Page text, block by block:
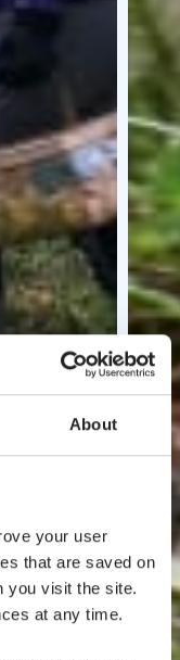
About
your user
that are saved on
you visit the site.
at any time.